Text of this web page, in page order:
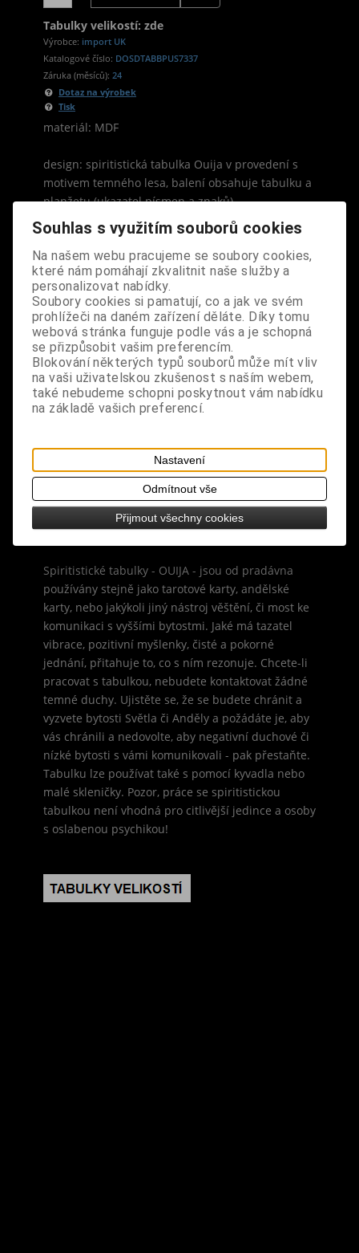
Tabulky velikostí: zde
Výrobce: import UK
Katalogové číslo: DOSDTABBPUS7337
Záruka (měsíců): 24
Dotaz na výrobek
Tisk
materiál: MDF
design: spiritistická tabulka Ouija v provedení s
motivem temného lesa, balení obsahuje tabulku a
planžetu (ukazatel písmen a znaků)
rozměry: výška 31 cm, šířka 39 cm
Tabulka obsahuje číslice od nuly do devíti,
všechna písmena abecedy bez interpunkce, slova
"ano", "ne" a rozloučení. Neodmyslitelnou součástí
je planžeta - ukazovátko, která ukazuje odpovědi.
Na ukazovátko si všichni účastníci, doporučuje se
jich maximálně pět, položí dva prsty, tím se jejich
energie propojí s deskou a planžeta následně
odpovídá na položené dotazy. Tabulka by se měla
Nikdo z přítomných by se neměl bát nebo si z toho
dělat legraci, stejně tak by neměl být nikdo
přítomen prosti své vůli, vše uvedené totiž
produkuje negativní energii, která by mohla mít
negativní následky.
Spiritistické tabulky - OUIJA - jsou od pradávna
používány stejně jako tarotové karty, andělské
karty, nebo jakýkoli jiný nástroj věštění, či most ke
komunikaci s vyššími bytostmi. Jaké má tazatel
vibrace, pozitivní myšlenky, čisté a pokorné
jednání, přitahuje to, co s ním rezonuje. Chcete-li
pracovat s tabulkou, nebudete kontaktovat žádné
temné duchy. Ujistěte se, že se budete chránit a
vyzvete bytosti Světla či Anděly a požádáte je, aby
vás chránili a nedovolte, aby negativní duchové či
nízké bytosti s vámi komunikovali - pak přestaňte.
Tabulku lze používat také s pomocí kyvadla nebo
malé skleničky. Pozor, práce se spiritistickou
tabulkou není vhodná pro citlivější jedince a osoby
s oslabenou psychikou!
Souhlas s využitím souborů cookies
Na našem webu pracujeme se soubory cookies,
které nám pomáhají zkvalitnit naše služby a
personalizovat nabídky.
Soubory cookies si pamatují, co a jak ve svém
prohlížeči na daném zařízení děláte. Díky tomu
webová stránka funguje podle vás a je schopná
se přizpůsobit vašim preferencím.
Blokování některých typů souborů může mít vliv
na vaši uživatelskou zkušenost s naším webem,
také nebudeme schopni poskytnout vám nabídku
na základě vašich preferencí.
Nastavení
Odmítnout vše
Přijmout všechny cookies